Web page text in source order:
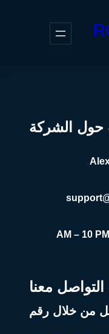
حول الشركة
معنا
من خلال رقم